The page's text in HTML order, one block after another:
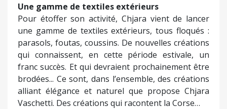
Une gamme de textiles extérieurs
Pour étoffer son activité, Chjara vient de lancer
une gamme de textiles extérieurs, tous floqués :
parasols, foutas, coussins. De nouvelles créations
qui connaissent, en cette période estivale, un
franc succès. Et qui devraient prochainement être
brodées... Ce sont, dans l’ensemble, des créations
alliant élégance et naturel que propose Chjara
Vaschetti. Des créations qui racontent la Corse…